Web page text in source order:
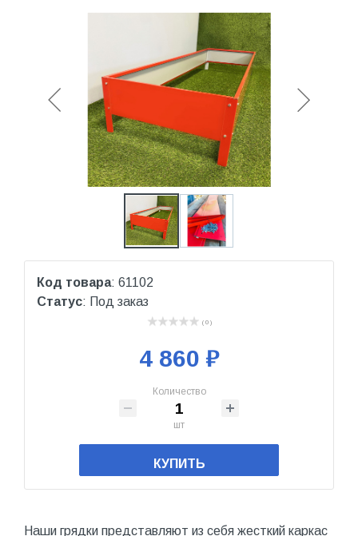
Код товара: 61102
Статус: Под заказ
( 0 )
4 860 ₽
Количество
шт
КУПИТЬ
Наши грядки представляют из себя жесткий каркас